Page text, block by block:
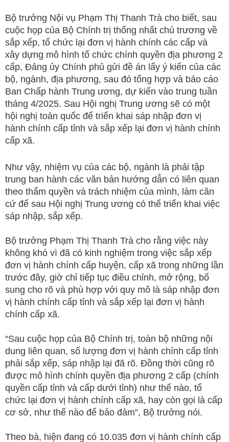
Bộ trưởng Nội vụ Phạm Thị Thanh Trà cho biết, sau
cuộc họp của Bộ Chính trị thống nhất chủ trương về
sắp xếp, tổ chức lại đơn vị hành chính các cấp và
xây dựng mô hình tổ chức chính quyền địa phương 2
cấp, Đảng ủy Chính phủ gửi đề án lấy ý kiến của các
bộ, ngành, địa phương, sau đó tổng hợp và báo cáo
Ban Chấp hành Trung ương, dự kiến vào trung tuần
tháng 4/2025. Sau Hội nghị Trung ương sẽ có một
hội nghị toàn quốc để triển khai sáp nhập đơn vị
hành chính cấp tỉnh và sắp xếp lại đơn vị hành chính
cấp xã.
Như vậy, nhiệm vụ của các bộ, ngành là phải tập
trung ban hành các văn bản hướng dẫn có liên quan
theo thẩm quyền và trách nhiệm của mình, làm căn
cứ để sau Hội nghị Trung ương có thể triển khai việc
sáp nhập, sắp xếp.
Bộ trưởng Phạm Thị Thanh Trà cho rằng việc này
không khó vì đã có kinh nghiệm trong việc sắp xếp
đơn vị hành chính cấp huyện, cấp xã trong những lần
trước đây, giờ chỉ tiếp tục điều chỉnh, mở rộng, bổ
sung cho rõ và phù hợp với quy mô là sáp nhập đơn
vị hành chính cấp tỉnh và sắp xếp lại đơn vị hành
chính cấp xã.
“Sau cuộc họp của Bộ Chính trị, toàn bộ những nội
dung liên quan, số lượng đơn vị hành chính cấp tỉnh
phải sắp xếp, sáp nhập lại đã rõ. Đồng thời cũng rõ
được mô hình chính quyền địa phương 2 cấp (chính
quyền cấp tỉnh và cấp dưới tỉnh) như thế nào, tổ
chức lại đơn vị hành chính cấp xã, hay còn gọi là cấp
cơ sở, như thế nào để bảo đảm”, Bộ trưởng nói.
Theo bà, hiện đang có 10.035 đơn vị hành chính cấp